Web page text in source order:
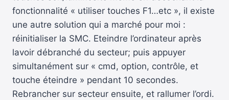
fonctionnalité « utiliser touches F1…etc », il existe
une autre solution qui a marché pour moi :
réinitialiser la SMC. Eteindre l’ordinateur après
lavoir débranché du secteur; puis appuyer
simultanément sur « cmd, option, contrôle, et
touche éteindre » pendant 10 secondes.
Rebrancher sur secteur ensuite, et rallumer l’ordi.